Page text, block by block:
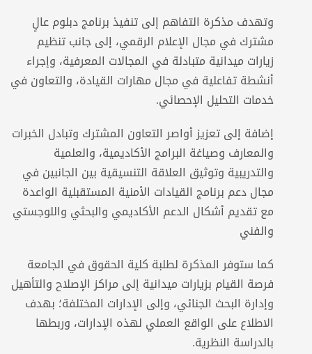
وتهدف مذكرة التفاهم إلى تنفيذ برنامج دبلوم عالٍ
مشترك في مجال الإعلام الرقمي، إلى جانب تنظيم
زيارات ميدانية متبادلة في المجالات المعرفية، وإجراء
أنشطة تفاعلية في مجال مهارات القيادة، والتعاون في
خدمات التحليل الإحصائي.
إضافة إلى تعزيز أواصر التعاون المشترك وتبادل الخبرات
والمعارف وصياغة البرامج الأكاديمية، والعلمية
والتدريبية وتوثيق العلاقة التنسيقية بين الجانبين في
مجال دعم برنامج القيادات الأمنية المستقبلية الواعدة
مع تقديم أشكال الدعم الأكاديمي والبحثي واللوجستي
والفني
كما ستوفر المذكرة لطلبة كلية الحقوق في الجامعة
فرصة القيام بزيارات ميدانية إلى مراكز الإصلاح والتأهيل
وإدارة البحث الجنائي، وإلى الإدارات المختلفة؛ بهدف
الاطلاع على الواقع العملي لهذه الإدارات، وربطها
بالدراسة النظرية.